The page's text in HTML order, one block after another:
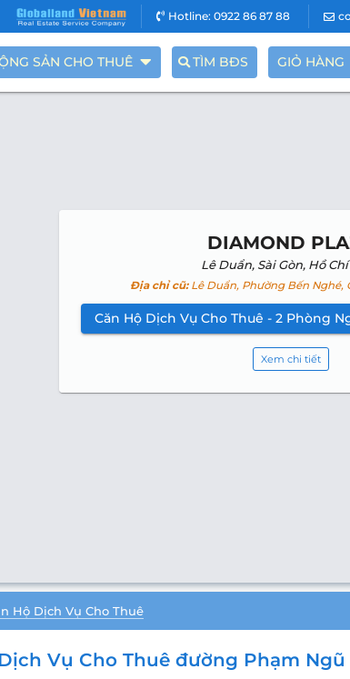
Hotline: 0922 86 87 88
SẢN CHO THUÊ TÌM BĐS GIỎ HÀNG
DIAMOND
Lê Duẩn, Sài Gòn, Hồ
Địa chỉ cũ:Lê Duẩn, Phường Bến Nghé,
Căn Hộ Dịch Vụ Cho Thuê - 2 Phòng
Xem chi tiết
Hộ Dịch Vụ Cho Thuê
Vụ Cho Thuê đường Phạm Ngũ